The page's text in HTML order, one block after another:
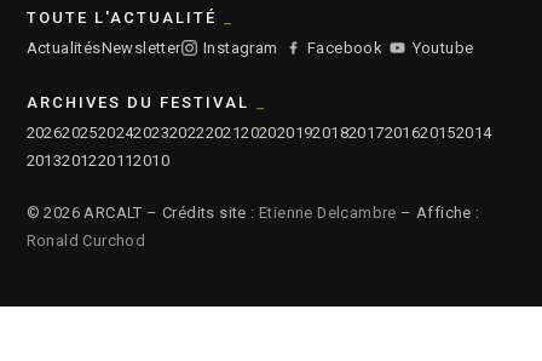
TOUTE L'ACTUALITÉ
ActualitésNewsletter Instagram Facebook Youtube
ARCHIVES DU FESTIVAL
2026202520242023202220212020201920182017201620152014
2013201220112010
© 2026 ARCALT – Crédits site : Etienne Delcambre – Affiche :
Ronald Curchod